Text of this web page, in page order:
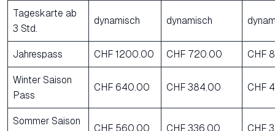
Tageskarte ab
3 Std.
dynamisch dynamisch
Jahrespass CHF 1200.00 CHF 720.00 CHF
Winter Saison
Pass
CHF 640.00 CHF 384.00 CHF
Sommer Saison
CHF 560.00 CHF 336.00 CHF